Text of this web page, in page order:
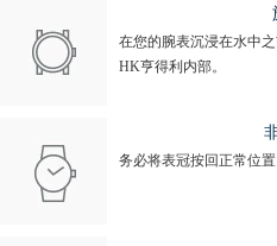
在您的腕表沉浸在水中
HK亨得利内部。
务必将表冠按回正常位